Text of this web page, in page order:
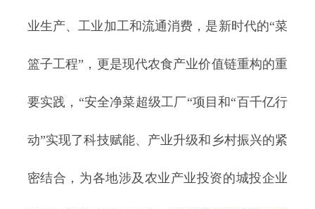
业生产、工业加工和流通消费，是新时代的“菜
篮子工程”，更是现代农食产业价值链重构的重
要实践，“安全净菜超级工厂“项目和“百千亿行
动”实现了科技赋能、产业升级和乡村振兴的紧
密结合，为各地涉及农业产业投资的城投企业